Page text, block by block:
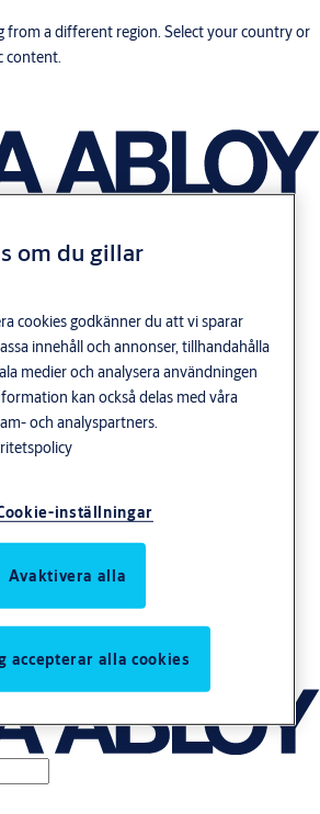
from a different region. Select your country or
content.
om du gillar
cookies godkänner du att vi sparar
innehåll och annonser, tillhandahålla
medier och analysera användningen
kan också delas med våra
och analyspartners.
inställningar
Avaktivera alla
accepterar alla cookies